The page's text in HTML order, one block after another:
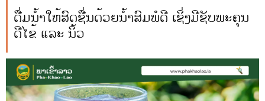
ດື່ມນ້ຳໃຫ້ສົດຊື່ນດ້ວຍນ້ຳສົມພໍດີ ເຊິ່ງມີຊັບພະຄຸນ
ດີໄຂ້ ແລະ ນິ້ວ